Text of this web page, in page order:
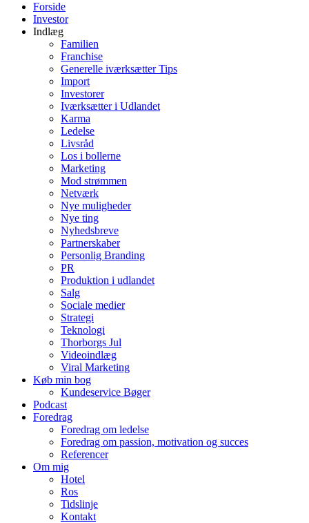
Forside
Investor
Indlæg
Familien
Franchise
Generelle iværksætter Tips
Import
Investorer
Iværksætter i Udlandet
Karma
Ledelse
Livsråd
Los i bollerne
Marketing
Mod strømmen
Netværk
Nye muligheder
Nye ting
Nyhedsbreve
Partnerskaber
Personlig Branding
PR
Produktion i udlandet
Salg
Sociale medier
Strategi
Teknologi
Thorborgs Jul
Videoindlæg
Viral Marketing
Køb min bog
Kundeservice Bøger
Podcast
Foredrag
Foredrag om ledelse
Foredrag om passion, motivation og succes
Referencer
Om mig
Hotel
Ros
Tidslinje
Kontakt